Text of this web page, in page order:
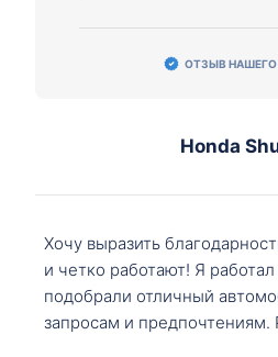
ОТЗЫВ НАШЕГО
Honda
Хочу выразить
и четко работают! Я
подобрали отличный
запросам и